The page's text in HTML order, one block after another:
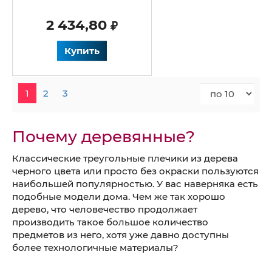
2 434,80
Купить
1 2 3
Почему деревянные?
Классические треугольные плечики из дерева
черного цвета или просто без окраски пользуются
наибольшей популярностью. У вас наверняка есть
подобные модели дома. Чем же так хорошо
дерево, что человечество продолжает
производить такое большое количество
предметов из него, хотя уже давно доступны
более технологичные материалы?